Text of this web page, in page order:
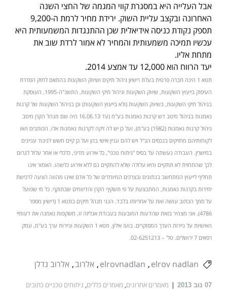
אבל העלייה היא במסגרת קווי המגמה של החצי השנה
האחרונה ובקצב עליית השוק. ירידת מחיר לרמת ה-9,200
תספק נקודת כניסה אידיאלית שכן ההתנגדות המשמעותית היא
עכשיו תמיכה משמעותית והמחיר לא אמור לרדת שוב את
מתחת אליו.
יעד הרווח הוא 12,000 עד אמצע 2014.
תטא 1 הינה חברה פרטית בעלת רישיון ניהול תיקים ושיווק השקעות בהתאם לחוק הסדרת
העיסוק בייעוץ השקעות, שיווק השקעות וניהול תיקי השקעות, התשנ"ה-1995, העוסקת
בניהול תיקי השקעות, בשיווק השקעות (ולא בייעוץ השקעות) וכן בניהול השקעות של קרנות
נאמנות בניהול מיטב דש קרנות נאמנות בע"מ (עד 16.06.13 היה שם מנהל הקרן מיטב
ניהול קרנות נאמנות (1982) בע"מ), ועל כן יש לה זיקה לקרנות נאמנות אלו. הכותבים ו/או
לקוחותיהם מחזיקים בנכסים הנ"ל ויש להם עניין אישי בהן ועל כן קיים חשש לניגוד עניינים
במישרין. העבודה נעשתה על בסיס "ניתוח טכני", כל אירוע מדיני, כלכלי או אחר עלול לגרום
לכך שהתחזית לא תתקיים והיא עלולה שלא להתקיים גם ללא אירוע כלשהו. האמור אינו
תחליף לייעוץ המתחשב בנתונים ובצרכים המיוחדים של כל אדם ואינו מהווה הצעה לרכישת
יחידות בקרנות נאמנות, המתבצעת על פי תשקיף הקרן והדיווחים שבתוקף. כל מי שפועל
על סמך הכתוב עושה זאת על אחריותו בלבד. הנני מנהל תיקים בתטא 1 (רישיון מספר
4786). אני מצהיר בזאת שהדעות המובעות בעבודת אנליזה זו, משקפות נאמנה את דעותיי
האישיות על ניירות הערך המסוקרים. בועז אילון, תטא 1 השקעות וניירות ערך בע"מ, עמק
רפאים 7 ירושלים. טל' – 02-6251213.
elrov nadlan
elrovnadlan אלרוב אלרוב נדלן
07 נוב 2013 מאמרים אחרונים, מאמרים כללים, ניתוחים טכניים כתובים